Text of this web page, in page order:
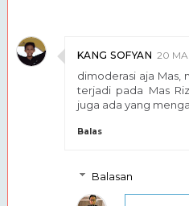
KANG SOFYAN 20
dimoderasi aja Mas,
terjadi pada Mas
juga ada yang
Balas
Balasan